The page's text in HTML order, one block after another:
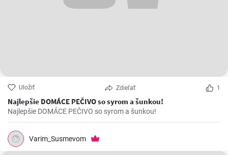
Uložiť Zdieľať 1
Najlepšie DOMÁCE PEČIVO so syrom a šunkou!
Najlepšie DOMÁCE PEČIVO so syrom a šunkou!
Varim_Susmevom